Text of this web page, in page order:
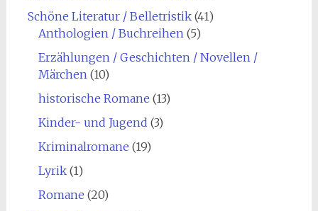
Schöne Literatur / Belletristik(41)
Anthologien / Buchreihen(5)
Erzählungen / Geschichten / Novellen /
Märchen(10)
historische Romane (13)
Kinder- und Jugend (3)
Kriminalromane (19)
Lyrik(1)
Romane (20)